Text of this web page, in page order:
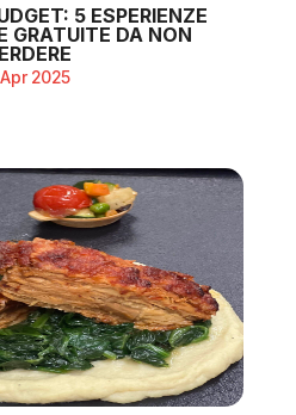
5 ESPERIENZE
GRATUITE DA NON
2025